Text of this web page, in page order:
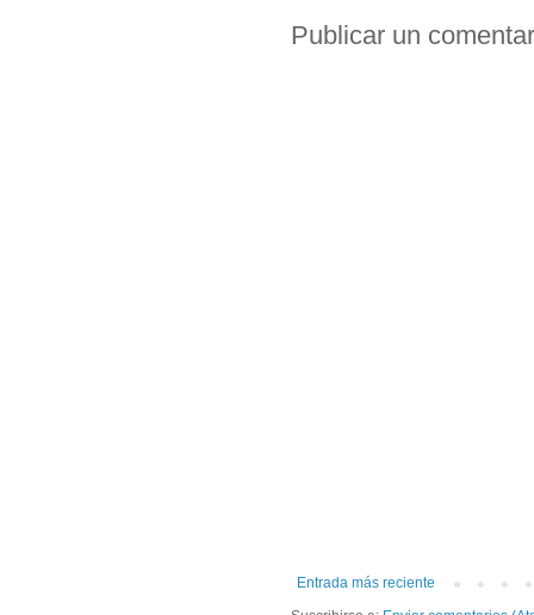
Publicar un
Entrada más reciente